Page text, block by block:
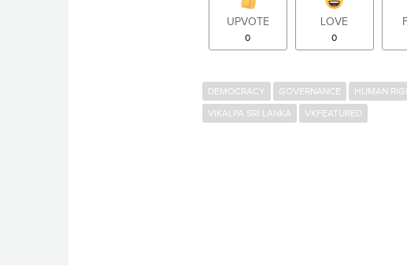
UPVOTE
0
LOVE
0
DEMOCRACY GOVERNANCE HUMAN
VIKALPA SRI LANKA
VKFEATURED